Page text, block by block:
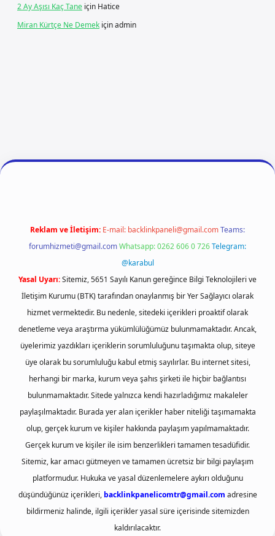
2 Ay Aşısı Kaç Tane için Hatice
Miran Kürtçe Ne Demek içinadmin
girişilbet girişvdcasino girişbetexper
Reklam ve İletişim: E-mail: backlinkpaneli@gmail.comTeams:
forumhizmeti@gmail.comWhatsapp: 0262 606 0 726Telegram:
@karabul
Yasal Uyarı:Sitemiz, 5651 Sayılı Kanun gereğince Bilgi Teknolojileri ve
İletişim Kurumu (BTK) tarafından onaylanmış bir Yer Sağlayıcı olarak
hizmet vermektedir. Bu nedenle, sitedeki içerikleri proaktif olarak
denetleme veya araştırma yükümlülüğümüz bulunmamaktadır. Ancak,
üyelerimiz yazdıkları içeriklerin sorumluluğunu taşımakta olup, siteye
üye olarak bu sorumluluğu kabul etmiş sayılırlar. Bu internet sitesi,
herhangi bir marka, kurum veya şahıs şirketi ile hiçbir bağlantısı
bulunmamaktadır. Sitede yalnızca kendi hazırladığımız makaleler
paylaşılmaktadır. Burada yer alan içerikler haber niteliği taşımamakta
olup, gerçek kurum ve kişiler hakkında paylaşım yapılmamaktadır.
Gerçek kurum ve kişiler ile isim benzerlikleri tamamen tesadüfidir.
Sitemiz, kar amacı gütmeyen ve tamamen ücretsiz bir bilgi paylaşım
platformudur. Hukuka ve yasal düzenlemelere aykırı olduğunu
düşündüğünüz içerikleri, backlinkpanelicomtr@gmail.com adresine
bildirmeniz halinde, ilgili içerikler yasal süre içerisinde sitemizden
kaldırılacaktır.